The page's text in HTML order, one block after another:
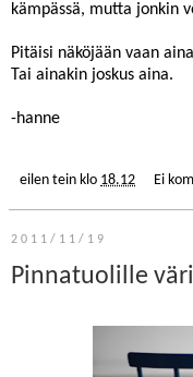
kämpässä, mutta jonkin
Pitäisi näköjään vaan
Tai ainakin joskus aina.
-hanne
eilen tein klo 18.12 Ei
2011/11/19
Pinnatuolille